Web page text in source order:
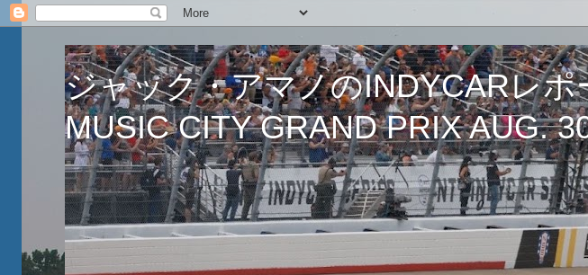
ジャック・アマノのINDYCARレ
MUSIC CITY GRAND PRIX AUG.